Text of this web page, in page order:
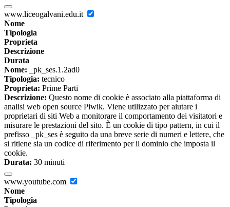
www.liceogalvani.edu.it
Nome
Tipologia
Proprieta
Descrizione
Durata
Nome: _pk_ses.1.2ad0
Tipologia: tecnico
Proprieta: Prime Parti
Descrizione: Questo nome di cookie è associato alla piattaforma di
analisi web open source Piwik. Viene utilizzato per aiutare i
proprietari di siti Web a monitorare il comportamento dei visitatori e
misurare le prestazioni del sito. È un cookie di tipo pattern, in cui il
prefisso _pk_ses è seguito da una breve serie di numeri e lettere, che
si ritiene sia un codice di riferimento per il dominio che imposta il
cookie.
Durata: 30 minuti
www.youtube.com
Nome
Tipologia